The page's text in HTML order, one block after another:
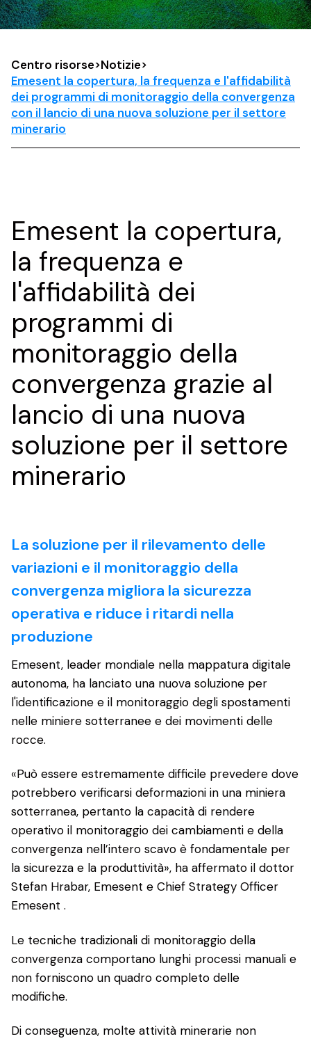
Centro risorse>Notizie>
Emesent la copertura, la frequenza e l'affidabilità
dei programmi di monitoraggio della convergenza
con il lancio di una nuova soluzione per il settore
minerario
Emesent la copertura,
la frequenza e
l'affidabilità dei
programmi di
monitoraggio della
convergenza grazie al
lancio di una nuova
soluzione per il settore
minerario
La soluzione per il rilevamento delle
variazioni e il monitoraggio della
convergenza migliora la sicurezza
operativa e riduce i ritardi nella
produzione
Emesent, leader mondiale nella mappatura digitale
autonoma, ha lanciato una nuova soluzione per
l'identificazione e il monitoraggio degli spostamenti
nelle miniere sotterranee e dei movimenti delle
rocce.
«Può essere estremamente difficile prevedere dove
potrebbero verificarsi deformazioni in una miniera
sotterranea, pertanto la capacità di rendere
operativo il monitoraggio dei cambiamenti e della
convergenza nell’intero scavo è fondamentale per
la sicurezza e la produttività», ha affermato il dottor
Stefan Hrabar, Emesent e Chief Strategy Officer
Emesent .
Le tecniche tradizionali di monitoraggio della
convergenza comportano lunghi processi manuali e
non forniscono un quadro completo delle
modifiche.
Di conseguenza, molte attività minerarie non